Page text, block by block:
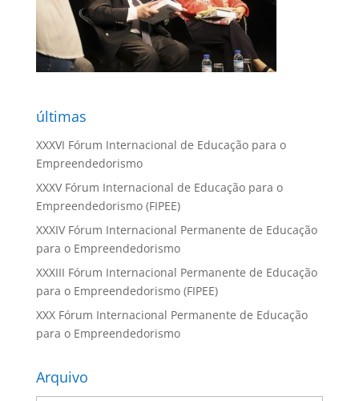
últimas
XXXVI Fórum Internacional de Educação para o
Empreendedorismo
XXXV Fórum Internacional de Educação para o
Empreendedorismo (FIPEE)
XXXIV Fórum Internacional Permanente de Educação
para o Empreendedorismo
XXXIII Fórum Internacional Permanente de Educação
para o Empreendedorismo (FIPEE)
XXX Fórum Internacional Permanente de Educação
para o Empreendedorismo
Arquivo